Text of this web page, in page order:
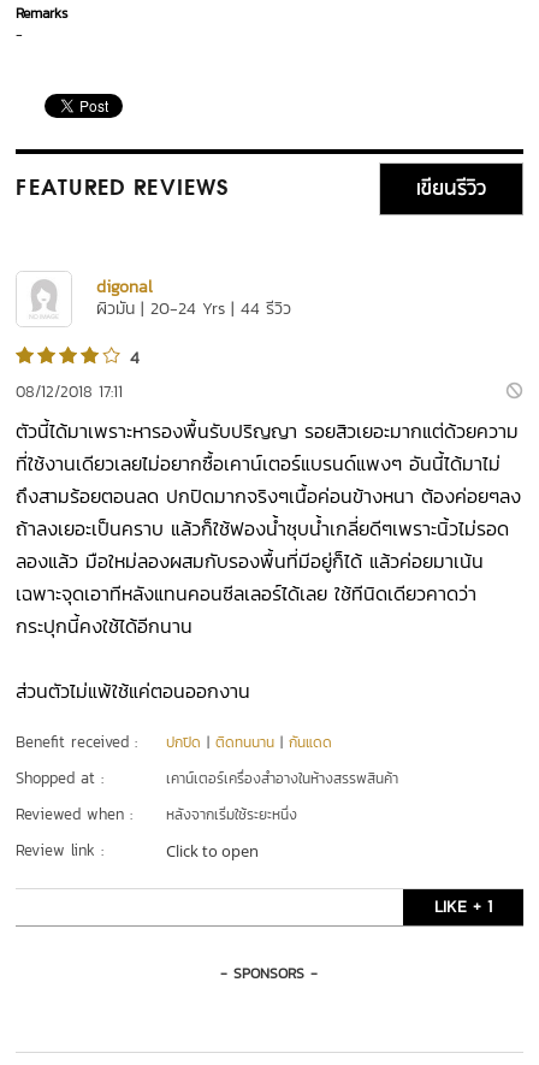
Remarks
-
FEATURED REVIEWS เขียนรีวิว
digonal
ผิวมัน | 20-24 Yrs | 44 รีวิว
4
08/12/2018 17:11
ตัวนี้ได้มาเพราะหารองพื้นรับปริญญา รอยสิวเยอะมากแต่ด้วยความ
ที่ใช้งานเดียวเลยไม่อยากซื้อเคาน์เตอร์แบรนด์แพงๆ อันนี้ได้มาไม่
ถึงสามร้อยตอนลด ปกปิดมากจริงๆเนื้อค่อนข้างหนา ต้องค่อยๆลง
ถ้าลงเยอะเป็นคราบ แล้วก็ใช้ฟองน้ำชุบน้ำเกลี่ยดีๆเพราะนิ้วไม่รอด
ลองแล้ว มือใหม่ลองผสมกับรองพื้นที่มีอยู่ก็ได้ แล้วค่อยมาเน้น
เฉพาะจุดเอาทีหลังแทนคอนซีลเลอร์ได้เลย ใช้ทีนิดเดียวคาดว่า
กระปุกนี้คงใช้ได้อีกนาน
ส่วนตัวไม่แพ้ใช้แค่ตอนออกงาน
Benefit received : ปกปิด |ติดทนนาน |กันแดด
Shopped at : เคาน์เตอร์เครื่องสำอางในห้างสรรพสินค้า
Reviewed when : หลังจากเริ่มใช้ระยะหนึ่ง
Review link : Click to open
LIKE + 1
- SPONSORS -